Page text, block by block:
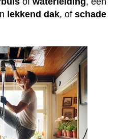
lekkend dak, of schade